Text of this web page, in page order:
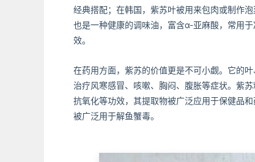
经典搭配；在韩国，紫苏叶被用来包肉或制作
也是一种健康的调味油，富含α-亚麻酸，常用
效。
在药用方面，紫苏的价值更是不可小觑。它的
治疗风寒感冒、咳嗽、胸闷、腹胀等症状。紫
抗氧化等功效，其提取物被广泛应用于保健品
被广泛用于解鱼蟹毒。